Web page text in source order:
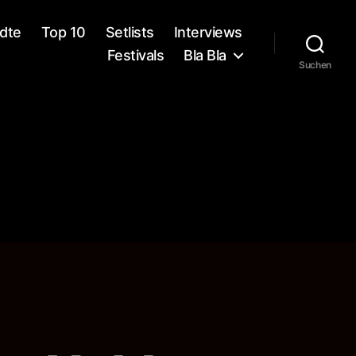
Top 10 Setlists
Interviews
Festivals
Bla Bla
Suchen